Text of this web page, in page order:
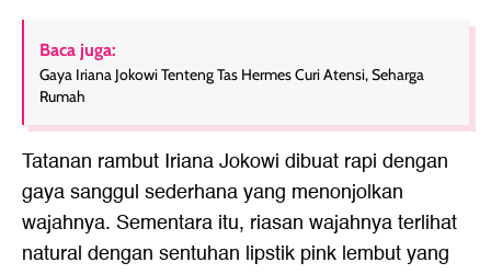
Baca juga:
Gaya Iriana Jokowi Tenteng Tas Hermes Curi Atensi, Seharga
Rumah
Tatanan rambut Iriana Jokowi dibuat rapi dengan
gaya sanggul sederhana yang menonjolkan
wajahnya. Sementara itu, riasan wajahnya terlihat
natural dengan sentuhan lipstik pink lembut yang